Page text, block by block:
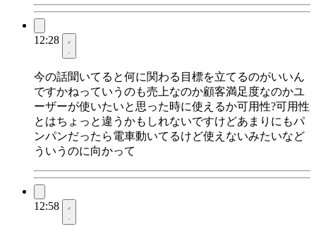
12:28
今の話聞いてると何に関わる目標を立てるのがいいん
ですかねっていうのも売上なのか顧客満足度なのかユ
ーザーが使いたいと思った時に使えるか可用性?可用性
とはちょっと違うかもしれないですけどあまりにもパ
ンパンだったら電車動いてるけど使えないみたいなど
ういうのに向かって
12:58